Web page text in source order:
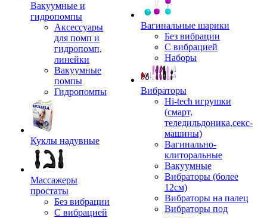
Вакуумные и
гидропомпы
Аксессуары
для помп и
гидропомп,
линейки
Вакуумные
помпы
Гидропомпы
Куклы надувные
Массажеры
простаты
Без вибрации
С вибрацией
Вагинальные шарики
Без вибрации
С вибрацией
Наборы
Вибраторы
Hi-tech игрушки
(смарт,
теледильдоника,секс-
машины)
Вагинально-
клиторальные
Вакуумные
Вибраторы (более
12см)
Вибраторы на палец
Вибраторы под